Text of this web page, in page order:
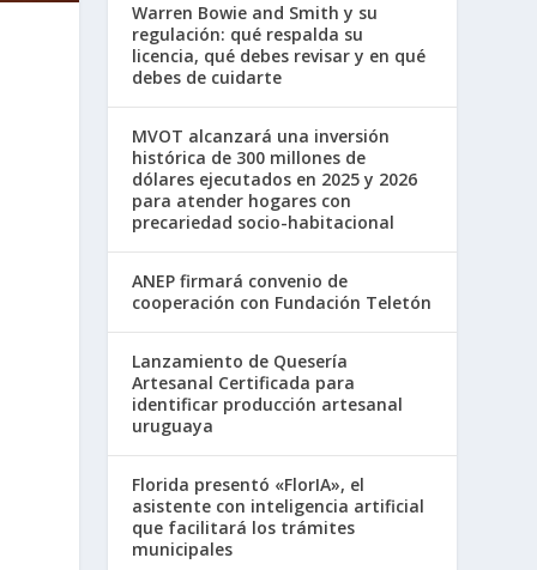
Warren Bowie and Smith y su
regulación: qué respalda su
licencia, qué debes revisar y en qué
debes de cuidarte
MVOT alcanzará una inversión
histórica de 300 millones de
dólares ejecutados en 2025 y 2026
para atender hogares con
precariedad socio-habitacional
ANEP firmará convenio de
cooperación con Fundación Teletón
Lanzamiento de Quesería
Artesanal Certificada para
identificar producción artesanal
uruguaya
Florida presentó «FlorIA», el
asistente con inteligencia artificial
que facilitará los trámites
municipales